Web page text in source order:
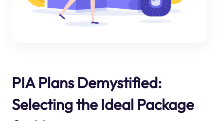
PIA Plans Demystified:
Selecting the Ideal Package